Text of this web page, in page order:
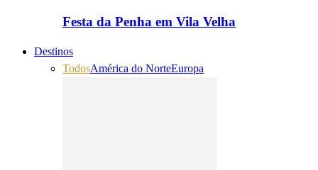
Festa da Penha em Vila Velha
Destinos
TodosAmérica do NorteEuropa